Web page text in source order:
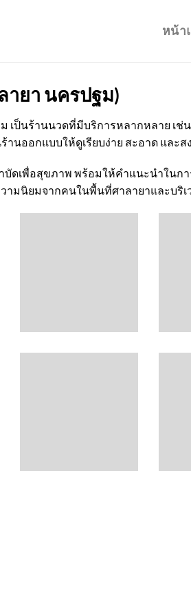
หน้า
ายา นครปฐม)
เป็นร้านนวดที่มีบริการหลากหลาย เ
นออกแบบให้ดูเรียบง่าย สะอาด แล
เพื่อสุขภาพ พร้อมให้คำแนะนำในก
ามนิยมจากคนในพื้นที่ศาลายาและบริเ